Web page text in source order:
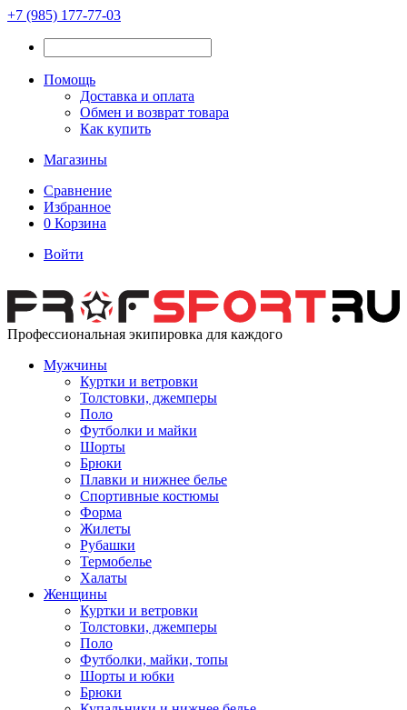
+7 (985) 177-77-03
Помощь
Доставка и оплата
Обмен и возврат товара
Как купить
Магазины
Сравнение
Избранное
0 Корзина
Войти
Профессиональная экипировка для каждого
Мужчины
Куртки и ветровки
Толстовки, джемперы
Поло
Футболки и майки
Шорты
Брюки
Плавки и нижнее белье
Спортивные костюмы
Форма
Жилеты
Рубашки
Термобелье
Халаты
Женщины
Куртки и ветровки
Толстовки, джемперы
Поло
Футболки, майки, топы
Шорты и юбки
Брюки